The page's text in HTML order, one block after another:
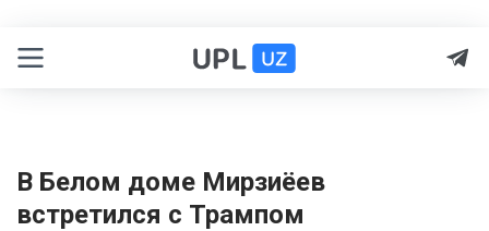
В Белом доме Мирзиёев
встретился с Трампом